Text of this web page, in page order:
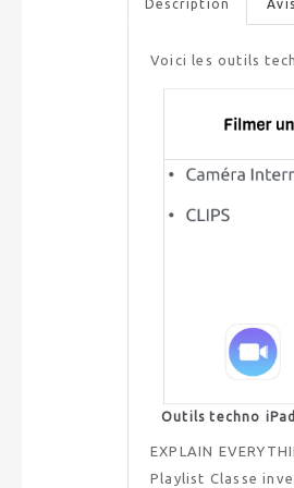
Description Avis
Voici les outils
Outils techno iPad
EXPLAIN
Playlist Classe